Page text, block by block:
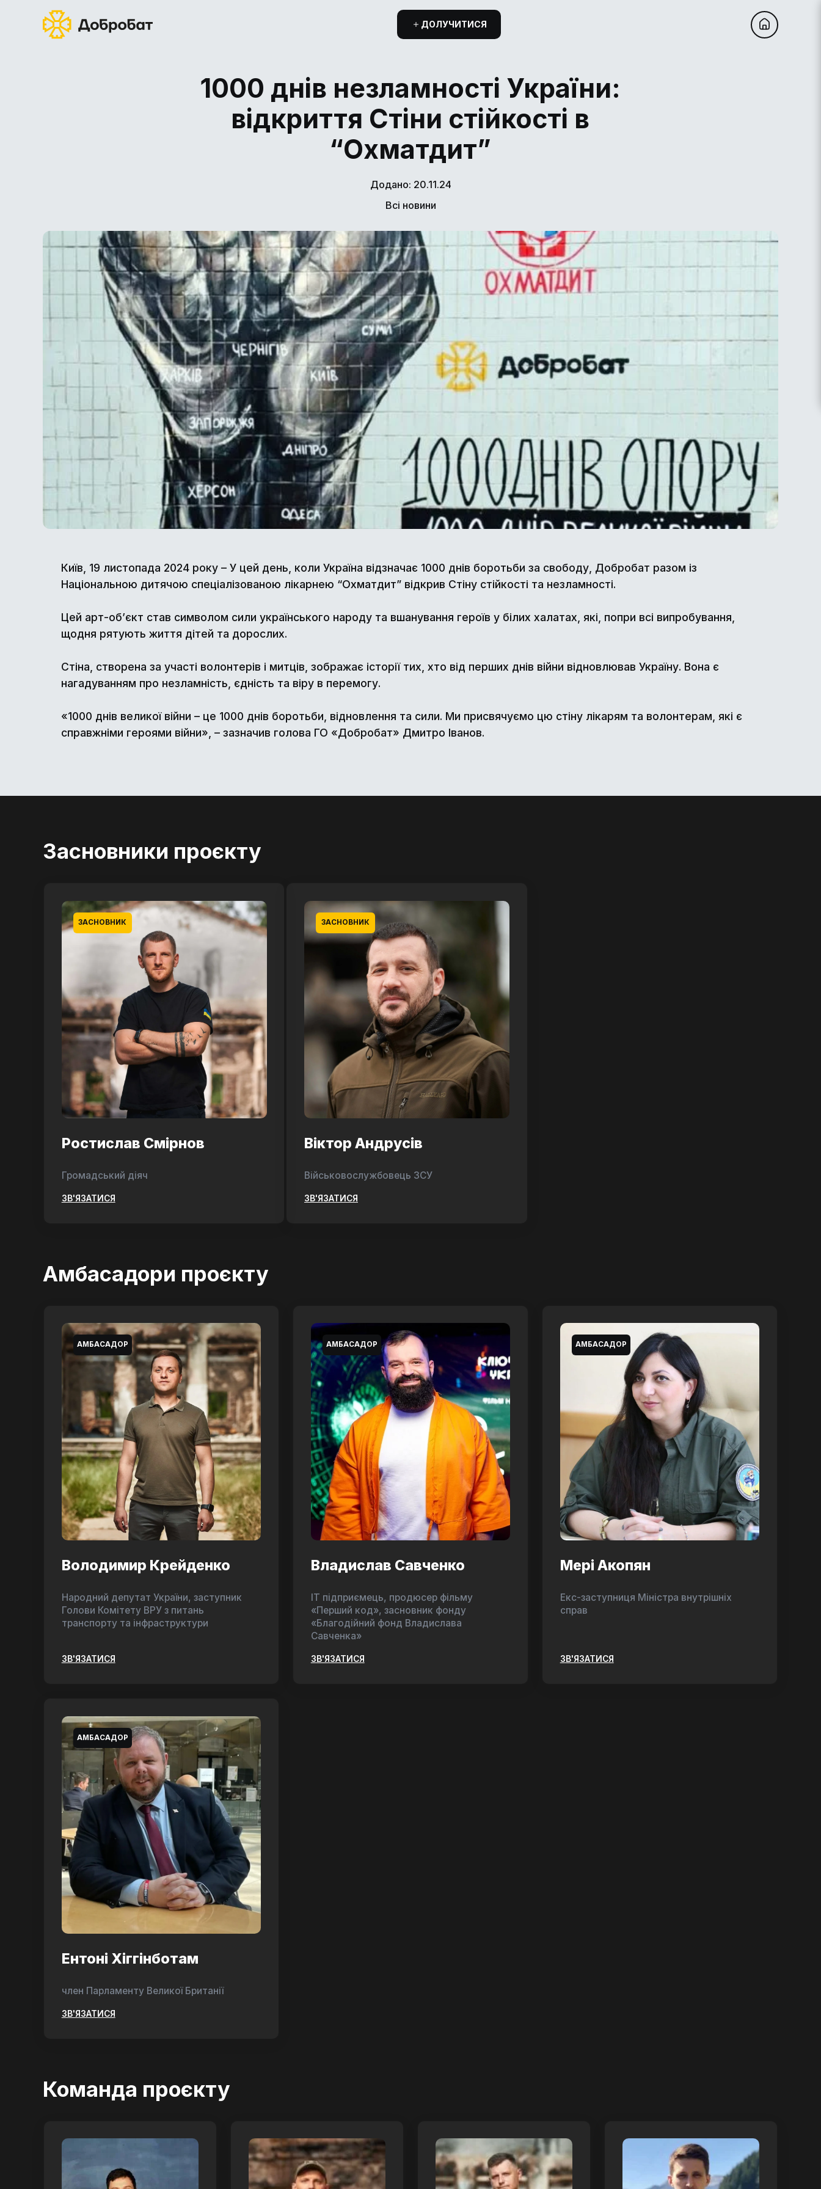
ДОЛУЧИТИСЯ
1000 днів незламності України:
відкриття Стіни стійкості в
“Охматдит”
Додано: 20.11.24
Всі новини
Київ, 19 листопада 2024 року – У цей день, коли Україна відзначає 1000 днів боротьби за свободу, Добробат разом із
Національною дитячою спеціалізованою лікарнею “Охматдит” відкрив Стіну стійкості та незламності.
Цей арт-об’єкт став символом сили українського народу та вшанування героїв у білих халатах, які, попри всі випробування,
щодня рятують життя дітей та дорослих.
Стіна, створена за участі волонтерів і митців, зображає історії тих, хто від перших днів війни відновлював Україну. Вона є
нагадуванням про незламність, єдність та віру в перемогу.
«1000 днів великої війни – це 1000 днів боротьби, відновлення та сили. Ми присвячуємо цю стіну лікарям та волонтерам, які є
справжніми героями війни», – зазначив голова ГО «Добробат» Дмитро Іванов.
Засновники проєкту
ЗАСНОВНИК
Ростислав Смірнов
Громадський діяч
ЗВ'ЯЗАТИСЯ
ЗАСНОВНИК
Віктор Андрусів
Військовослужбовець ЗСУ
ЗВ'ЯЗАТИСЯ
Амбасадори проєкту
АМБАСАДОР
Володимир Крейденко
Народний депутат України, заступник
Голови Комітету ВРУ з питань
транспорту та інфраструктури
ЗВ'ЯЗАТИСЯ
АМБАСАДОР
Владислав Савченко
ІТ підприємець, продюсер фільму
«Перший код», засновник фонду
«Благодійний фонд Владислава
Савченка»
ЗВ'ЯЗАТИСЯ
АМБАСАДОР
Мері Акопян
Екс-заступниця Міністра внутрішніх
справ
ЗВ'ЯЗАТИСЯ
АМБАСАДОР
Ентоні Хіггінботам
член Парламенту Великої Британії
ЗВ'ЯЗАТИСЯ
Команда проєкту